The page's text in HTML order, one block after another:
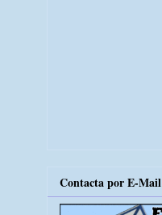
Contacta por E-Mail